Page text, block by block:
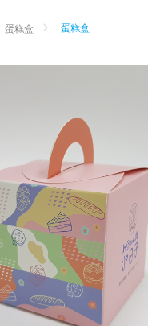
蛋糕盒 蛋糕盒